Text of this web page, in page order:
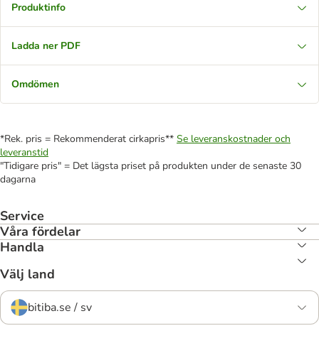
Produktinfo
Ladda ner PDF
Omdömen
*Rek. pris = Rekommenderat cirkapris** Se leveranskostnader och
leveranstid
"Tidigare pris" = Det lägsta priset på produkten under de senaste 30
dagarna
Service
Våra fördelar
Handla
Välj land
bitiba.se / sv